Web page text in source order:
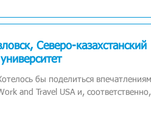
Северо-казахстанский
бы поделиться
and Travel USA и,